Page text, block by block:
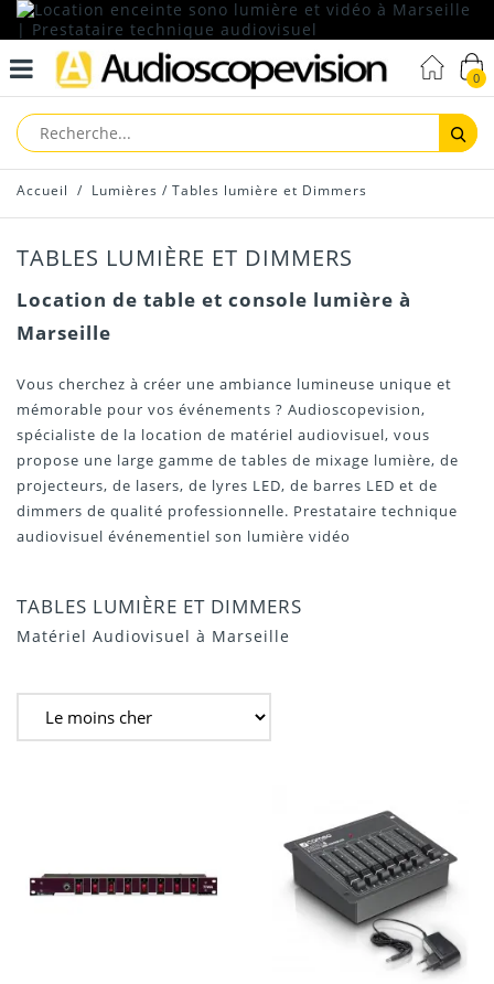
0
Accueil / Lumières / Tables lumière et Dimmers
TABLES LUMIÈRE ET DIMMERS
Location de table et console lumière à
Marseille
Vous cherchez à créer une ambiance lumineuse unique et
mémorable pour vos événements ? Audioscopevision,
spécialiste de la location de matériel audiovisuel, vous
propose une large gamme de tables de mixage lumière, de
projecteurs, de lasers, de lyres LED, de barres LED et de
dimmers de qualité professionnelle. Prestataire technique
audiovisuel événementiel son lumière vidéo
TABLES LUMIÈRE ET DIMMERS
Matériel Audiovisuel à Marseille